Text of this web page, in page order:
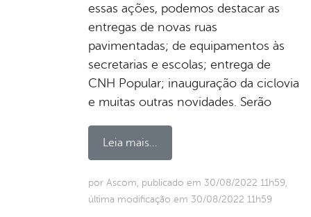
essas ações, podemos destacar as
entregas de novas ruas
pavimentadas; de equipamentos às
secretarias e escolas; entrega de
CNH Popular; inauguração da ciclovia
e muitas outras novidades. Serão
Leia mais...
por Ascom, publicado em 30/08/2022 11h59,
última modificação em 30/08/2022 11h59